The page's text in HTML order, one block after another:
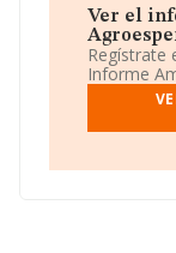
actividades.
Limitada.
(excepto
empresa no
La empresa
B90479056,
Ver el
Regístrate
Informe